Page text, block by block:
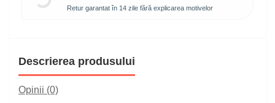
Retur garantat în 14 zile fără explicarea motivelor
Descrierea produsului
Opinii (0)